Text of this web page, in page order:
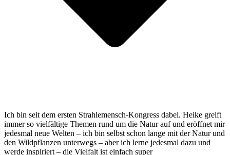
Ich bin seit dem ers­ten Strah­le­mensch-Kon­gress dabei. Hei­ke greift
immer so viel­fäl­ti­ge The­men rund um die Natur auf und eröff­net mir
jedes­mal neue Wel­ten – ich bin selbst schon lan­ge mit der Natur und
den Wild­pflan­zen unter­wegs – aber ich ler­ne jedes­mal dazu und
wer­de inspi­riert – die Viel­falt ist ein­fach super